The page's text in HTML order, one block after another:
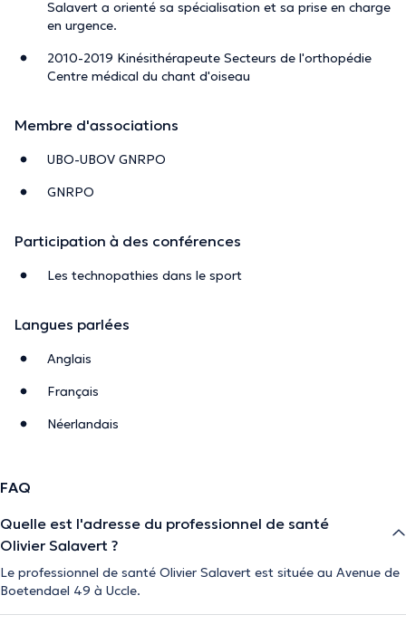
Salavert a orienté sa spécialisation et sa prise en charge
en urgence.
2010-2019 Kinésithérapeute Secteurs de l'orthopédie
Centre médical du chant d'oiseau
Membre d'associations
UBO-UBOV GNRPO
GNRPO
Participation à des conférences
Les technopathies dans le sport
Langues parlées
Anglais
Français
Néerlandais
FAQ
Quelle est l'adresse du professionnel de santé
Olivier Salavert ?
Le professionnel de santé Olivier Salavert est située au Avenue de
Boetendael 49 à Uccle.